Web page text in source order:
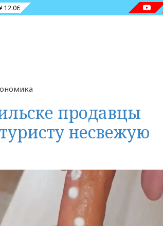
¥ 12.06
продавцы
несвежую